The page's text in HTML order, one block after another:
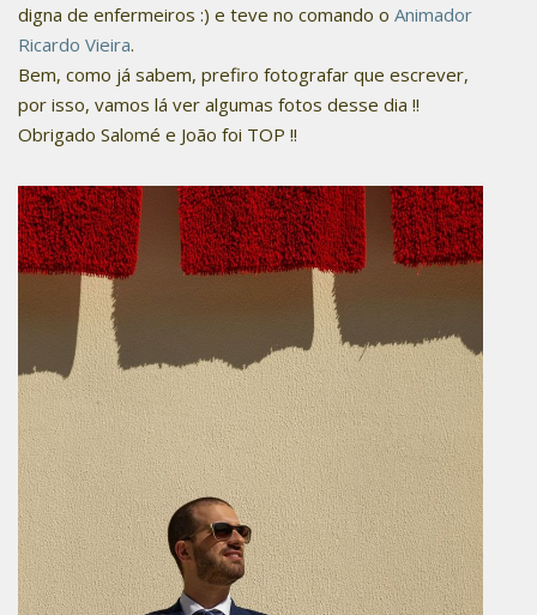
digna de enfermeiros :) e teve no comando o Animador
Ricardo Vieira.
Bem, como já sabem, prefiro fotografar que escrever,
por isso, vamos lá ver algumas fotos desse dia !!
Obrigado Salomé e João foi TOP !!